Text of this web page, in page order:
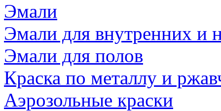
Эмали
Эмали для внутренних и
Эмали для полов
Краска по металлу и
Аэрозольные краски